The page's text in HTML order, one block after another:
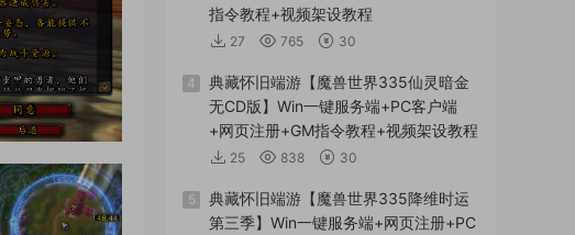
指令教程+视频架设教程
27 765 30
4
典藏怀旧端游【魔兽世界335仙灵暗金
无CD版】Win一键服务端+PC客户端
+网页注册+GM指令教程+视频架设教程
25 838 30
5
典藏怀旧端游【魔兽世界335降维时运
第三季】Win一键服务端+网页注册+PC